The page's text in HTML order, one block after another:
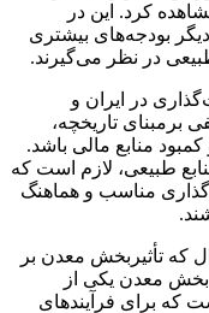
کرد. این در
بودجه‌های بیشتری
در نظر می‌گیرند.
در ایران و
برمبنای تاریخچه،
منابع مالی باشد.
طبیعی، لازم است که
مناسب و هماهنگ
که تأثیربخش معدن بر
معدن یکی از
برای فرآیندهای